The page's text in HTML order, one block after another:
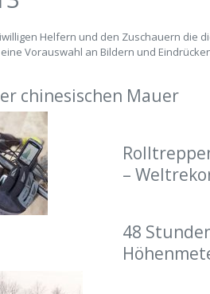
Helfern und den Zuschauern die
Vorauswahl an Bildern und
chinesischen Mauer
–
48